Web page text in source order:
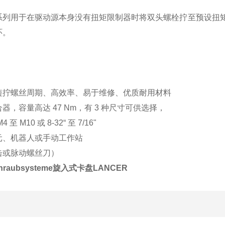
用于在驱动源本身没有扭矩限制器时将双头螺栓拧至预设
螺丝周期、高效率、易于维修、优质耐用材料
，容量高达 47 Nm，有 3 种尺寸可供选择，
至 M10 或 8-32“ 至 7/16"
机器人或手动工作站
脉动螺丝刀）
旋入式卡盘LANCER